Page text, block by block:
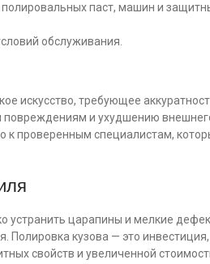
полировальных паст, машин и
обслуживания.
искусство, требующее
повреждениям и ухудшению
к проверенным специалистам,
устранить царапины и мелкие
Полировка кузова — это инвестиция,
свойств и увеличенной